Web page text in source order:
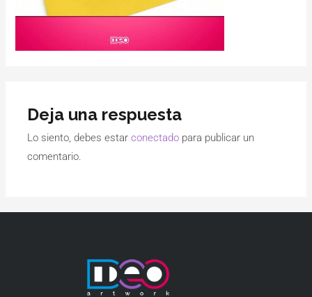
Deja una respuesta
Lo siento, debes estarconectado para publicar un
comentario.